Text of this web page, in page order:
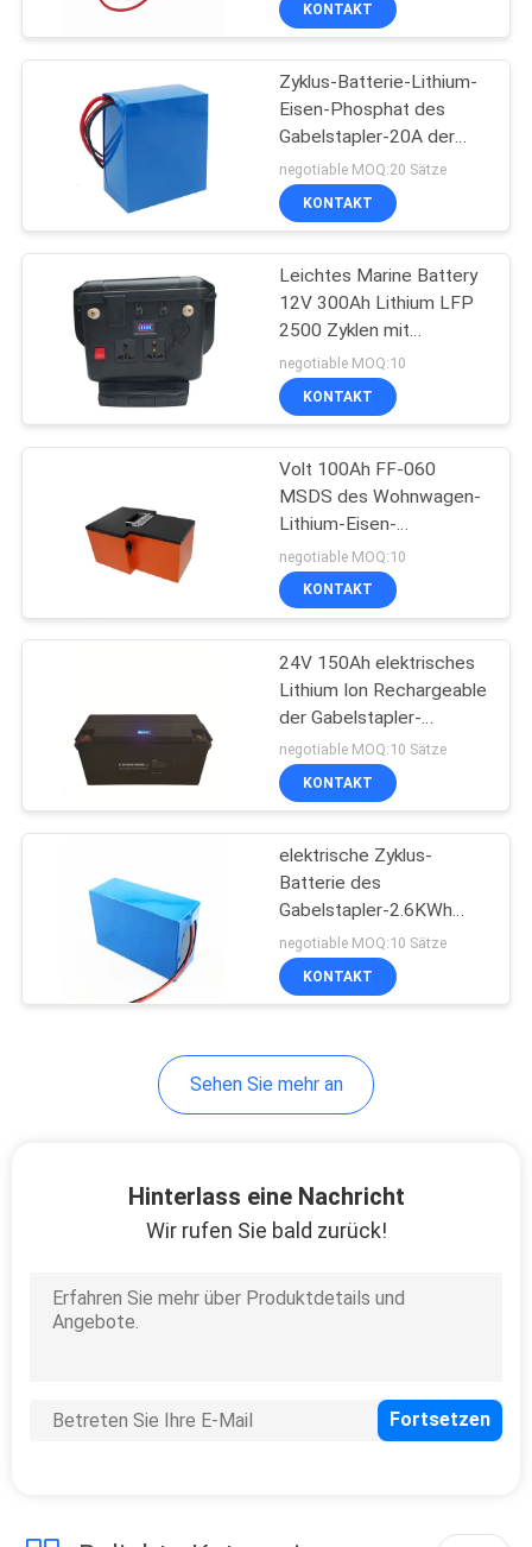
PRIVACY
POLICY
e-
Fahrradbatteriesatz
14
Golfmobil-Lithium-
Ionen-Batterie
4
Tragbares
kampierendes
elektrische
Gabelstaplerbatterie
Marine Lithium Ion
Batterie-Satz
KONTAKT
Zyklus-Batterie-Lithium-
Eisen-Phosphat des
Gabelstapler-20A der
Batterie-24V 200Ah
tiefes
negotiable MOQ:20 Sätze
KONTAKT
Leichtes Marine Battery
12V 300Ah Lithium LFP
2500 Zyklen mit
Wechselstrom-Ausgang
negotiable MOQ:10
KONTAKT
Volt 100Ah FF-060
MSDS des Wohnwagen-
Lithium-Eisen-
Phosphatbatterie-Satz-
48
negotiable MOQ:10
KONTAKT
24V 150Ah elektrisches
Lithium Ion Rechargeable
der Gabelstapler-
Batterie-3.6KWh
negotiable MOQ:10 Sätze
KONTAKT
elektrische Zyklus-
Batterie des
Gabelstapler-2.6KWh
tiefe der Batterie-24V
100Ah
negotiable MOQ:10 Sätze
KONTAKT
Sehen Sie mehr an
Hinterlass eine Nachricht
Wir rufen Sie bald zurück!